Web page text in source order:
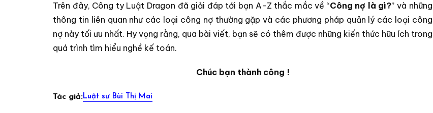
Trên đây, Công ty Luật Dragon đã giải đáp tới bạn A-Z thắc mắc về “Công nợ là gì?” và những
thông tin liên quan như các loại công nợ thường gặp và các phương pháp quản lý các loại công
nợ này tối ưu nhất. Hy vọng rằng, qua bài viết, bạn sẽ có thêm được những kiến thức hữu ích trong
quá trình tìm hiểu nghề kế toán.
Chúc bạn thành công !
Tác giả:Luật sư Bùi Thị Mai